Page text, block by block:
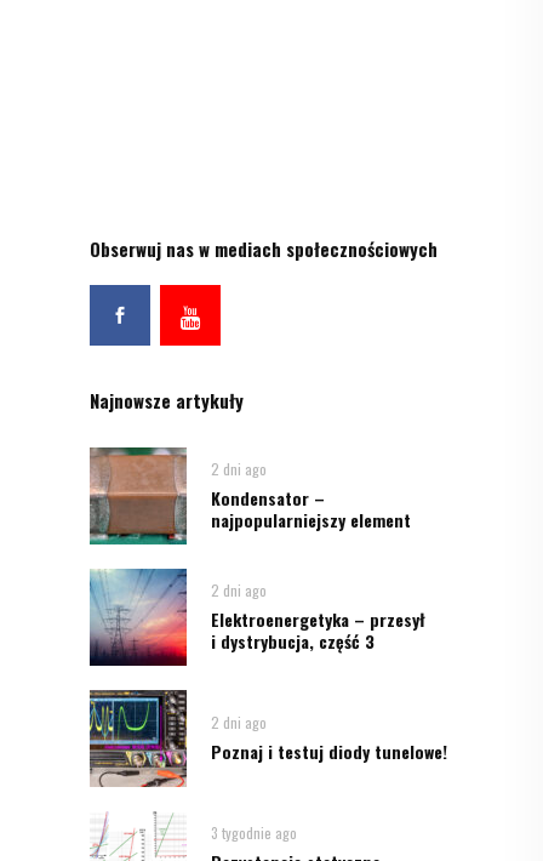
Obserwuj nas w mediach społecznościowych
Najnowsze artykuły
2 dni ago
Kondensator –
najpopularniejszy element
2 dni ago
Elektroenergetyka – przesył
i dystrybucja, część 3
2 dni ago
Poznaj i testuj diody tunelowe!
3 tygodnie ago